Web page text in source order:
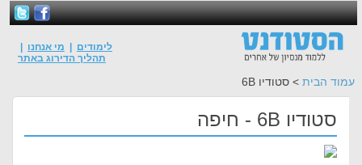
לימודים מי אנחנו
תהליך הדירוג באתר
עמוד הבית > סטודיו 6B
סטודיו 6B - חיפה